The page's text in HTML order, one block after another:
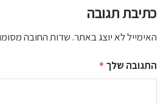
כתיבת תגובה
האימייל לא יוצג באתר.שדות החובה
התגובה שלך *